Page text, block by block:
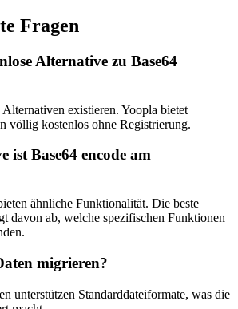
Fragen
Alternative zu Base64
Alternativen existieren. Yoopla bietet
völlig kostenlos ohne Registrierung.
ist Base64 encode am
ähnliche Funktionalität. Die beste
davon ab, welche spezifischen Funktionen
migrieren?
unterstützen Standarddateiformate, was die